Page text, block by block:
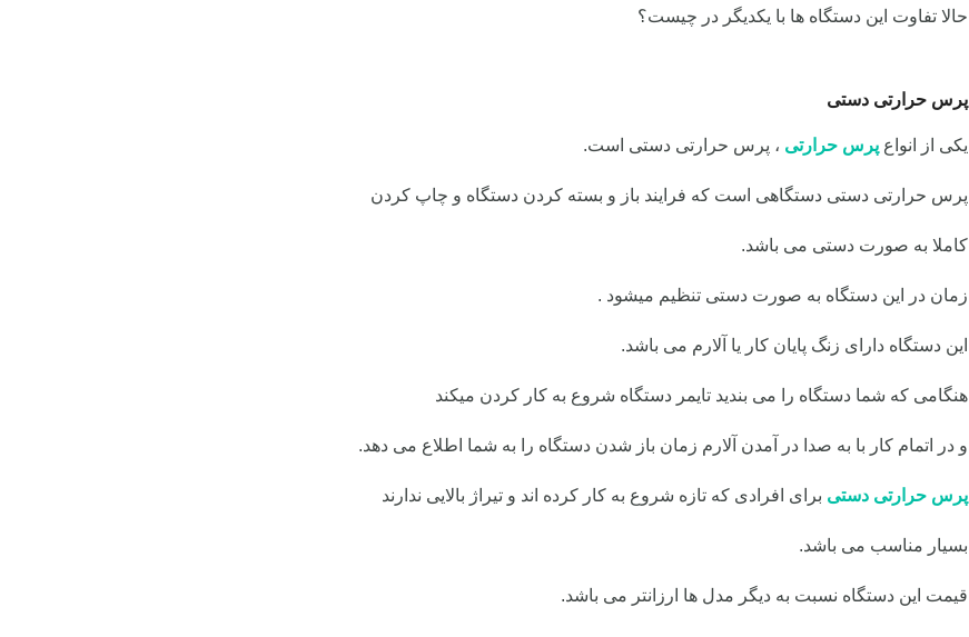
حالا تفاوت این دستگاه ها با یکدیگر در چیست؟
پرس حرارتی دستی
یکی از انواعپرس حرارتی ، پرس حرارتی دستی است.
پرس حرارتی دستی دستگاهی است که فرایند باز و بسته کردن دستگاه و چاپ کردن
کاملا به صورت دستی می باشد.
زمان در این دستگاه به صورت دستی تنظیم میشود .
این دستگاه دارای زنگ پایان کار یا آلارم می باشد.
هنگامی که شما دستگاه را می بندید تایمر دستگاه شروع به کار کردن میکند
و در اتمام کار با به صدا در آمدن آلارم زمان باز شدن دستگاه را به شما اطلاع می دهد.
پرس حرارتی دستی برای افرادی که تازه شروع به کار کرده اند و تیراژ بالایی ندارند
بسیار مناسب می باشد.
قیمت این دستگاه نسبت به دیگر مدل ها ارزانتر می باشد.